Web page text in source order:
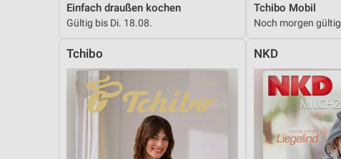
Einfach draußen kochen
Gültig bis Di. 18.08.
Tchibo Mobil
Noch morgen gültig
Tchibo NKD
Entwicklung und Verbesserung der Angebote
IAB-Besonderheiten:
Verwendung genauer Standortdaten
Geräte anhand von aktiv angeforderten Informationen identifizieren
Nicht-IAB-Verarbeitungszwecke: